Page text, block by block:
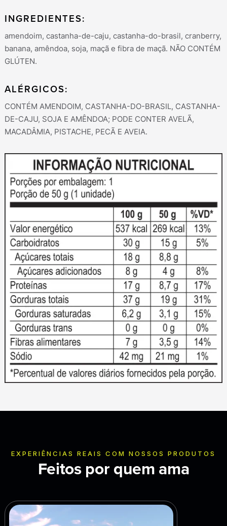
Procurar
por:
INGREDIENTES:
amendoim, castanha-de-caju, castanha-do-brasil, cranberry,
banana, amêndoa, soja, maçã e fibra de maçã. NÃO CONTÉM
GLÚTEN.
ALÉRGICOS:
CONTÉM AMENDOIM, CASTANHA-DO-BRASIL, CASTANHA-
DE-CAJU, SOJA E AMÊNDOA; PODE CONTER AVELÃ,
MACADÂMIA, PISTACHE, PECÃ E AVEIA.
EXPERIÊNCIAS REAIS COM NOSSOS PRODUTOS
Feitos por quem ama